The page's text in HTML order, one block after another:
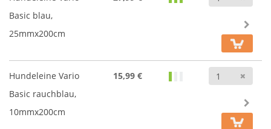
Basic blau,
25mmx200cm
Hundeleine Vario
Basic rauchblau,
10mmx200cm
15,99 €